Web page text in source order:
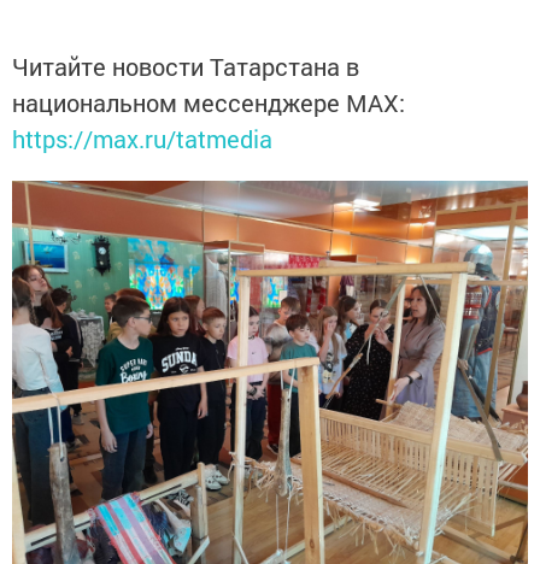
Читайте новости Татарстана в
национальном мессенджере MАХ:
https://max.ru/tatmedia